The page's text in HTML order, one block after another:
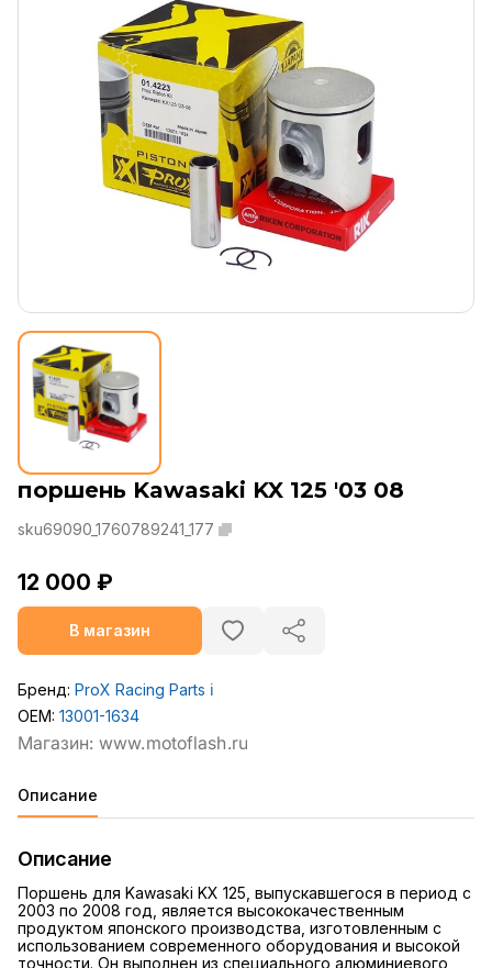
поршень Kawasaki KX 125 '03 08
sku69090_1760789241_177
12 000 ₽
В магазин
Бренд: ProX Racing Parts ℹ️
OEM: 13001-1634
Описание
Описание
Поршень для Kawasaki KX 125, выпускавшегося в период с
2003 по 2008 год, является высококачественным
продуктом японского производства, изготовленным с
использованием современного оборудования и высокой
точности. Он выполнен из специального алюминиевого